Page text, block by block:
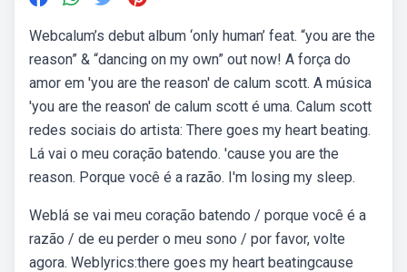
Webcalum’s debut album ‘only human’ feat. “you are the
reason” & “dancing on my own” out now! A força do
amor em 'you are the reason' de calum scott. A música
'you are the reason' de calum scott é uma. Calum scott
redes sociais do artista: There goes my heart beating.
Lá vai o meu coração batendo. 'cause you are the
reason. Porque você é a razão. I'm losing my sleep.
Weblá se vai meu coração batendo / porque você é a
razão / de eu perder o meu sono / por favor, volte
agora. Weblyrics:there goes my heart beatingcause